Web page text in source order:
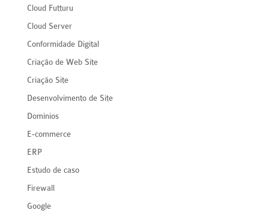
Cloud Futturu
Cloud Server
Conformidade Digital
Criação de Web Site
Criação Site
Desenvolvimento de Site
Domínios
E-commerce
ERP
Estudo de caso
Firewall
Google